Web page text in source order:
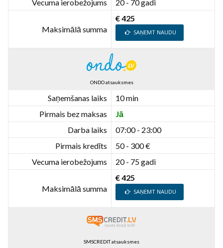
Vecuma ierobežojums
20 - 70 gadi
Maksimālā summa
€ 425
SAŅEMT NAUDU
ONDO atsauksmes
Saņemšanas laiks
10 min
Pirmais bez maksas
Jā
Darba laiks
07:00 - 23:00
Pirmais kredīts
50 - 300 €
Vecuma ierobežojums
20 - 75 gadi
Maksimālā summa
€ 425
SAŅEMT NAUDU
SMSCREDIT atsauksmes